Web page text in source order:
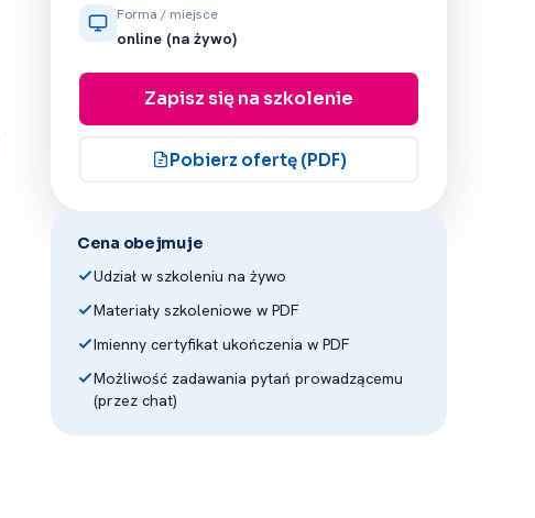
Forma / miejsce
online (na żywo)
Zapisz się na szkolenie
Pobierz ofertę (PDF)
Cena obejmuje
Udział w szkoleniu na żywo
Materiały szkoleniowe w PDF
Imienny certyfikat ukończenia w PDF
Możliwość zadawania pytań prowadzącemu
(przez chat)